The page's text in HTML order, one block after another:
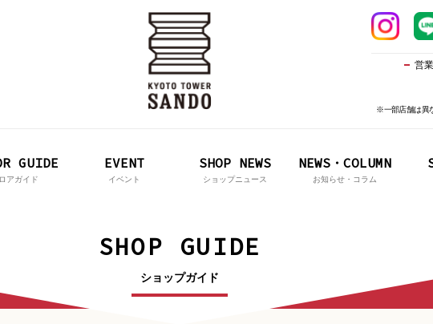
営
※一部店舗は異
GUIDE
アガイド
EVENT
イベント
SHOP NEWS
ショップニュース
NEWS・COLUMN
お知らせ・コラム
SHOP GUIDE
ショップガイド